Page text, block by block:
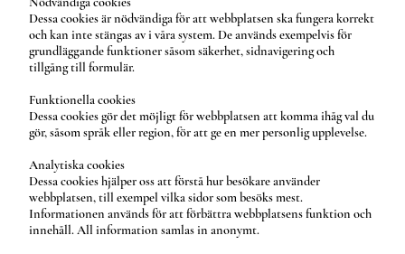
Dessa cookies är nödvändiga för att webbplatsen ska fungera korrekt
och kan inte stängas av i våra system. De används exempelvis för
grundläggande funktioner såsom säkerhet, sidnavigering och
tillgång till formulär.
Funktionella cookies
Dessa cookies gör det möjligt för webbplatsen att komma ihåg val du
gör, såsom språk eller region, för att ge en mer personlig upplevelse.
Analytiska cookies
Dessa cookies hjälper oss att förstå hur besökare använder
webbplatsen, till exempel vilka sidor som besöks mest.
Informationen används för att förbättra webbplatsens funktion och
innehåll. All information samlas in anonymt.